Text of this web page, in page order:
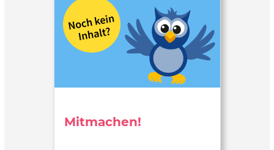
Mitmachen!